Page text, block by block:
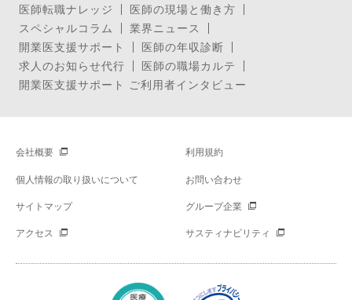
医師転職ナレッジ
医師の現場と働き方
スペシャルコラム
業界ニュース
開業医支援サポート
医師の年収診断
求人のお知らせ代行
医師の職場カルテ
開業医支援サポート ご利用者インタビュー
会社概要 利用規約
個人情報の取り扱いについて お問い合わせ
サイトマップ グループ企業
アクセス サスティナビリティ